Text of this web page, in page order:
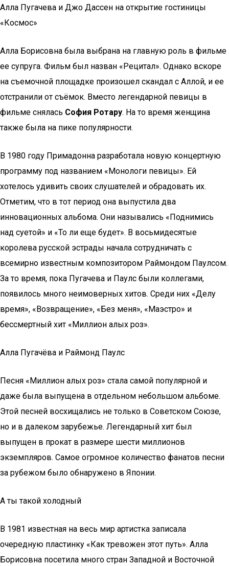
Алла Пугачева и Джо Дассен на открытие гостиницы
«Космос»
Алла Борисовна была выбрана на главную роль в фильме
ее супруга. Фильм был назван «Рецитал». Однако вскоре
на съемочной площадке произошел скандал с Аллой, и ее
отстранили от съёмок. Вместо легендарной певицы в
фильме снялась София Ротару. На то время женщина
также была на пике популярности.
В 1980 году Примадонна разработала новую концертную
программу под названием «Монологи певицы». Ей
хотелось удивить своих слушателей и обрадовать их.
Отметим, что в тот период она выпустила два
инновационных альбома. Они назывались «Поднимись
над суетой» и «То ли еще будет». В восьмидесятые
королева русской эстрады начала сотрудничать с
всемирно известным композитором Раймондом Паулсом.
За то время, пока Пугачева и Паулс были коллегами,
появилось много неимоверных хитов. Среди них «Делу
время», «Возвращение», «Без меня», «Маэстро» и
бессмертный хит «Миллион алых роз».
Алла Пугачёва и Раймонд Паулс
Песня «Миллион алых роз» стала самой популярной и
даже была выпущена в отдельном небольшом альбоме.
Этой песней восхищались не только в Советском Союзе,
но и в далеком зарубежье. Легендарный хит был
выпущен в прокат в размере шести миллионов
экземпляров. Самое огромное количество фанатов песни
за рубежом было обнаружено в Японии.
А ты такой холодный
В 1981 известная на весь мир артистка записала
очередную пластинку «Как тревожен этот путь». Алла
Борисовна посетила много стран Западной и Восточной